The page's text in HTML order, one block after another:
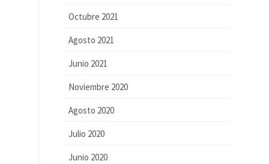
Octubre 2021
Agosto 2021
Junio 2021
Noviembre 2020
Agosto 2020
Julio 2020
Junio 2020